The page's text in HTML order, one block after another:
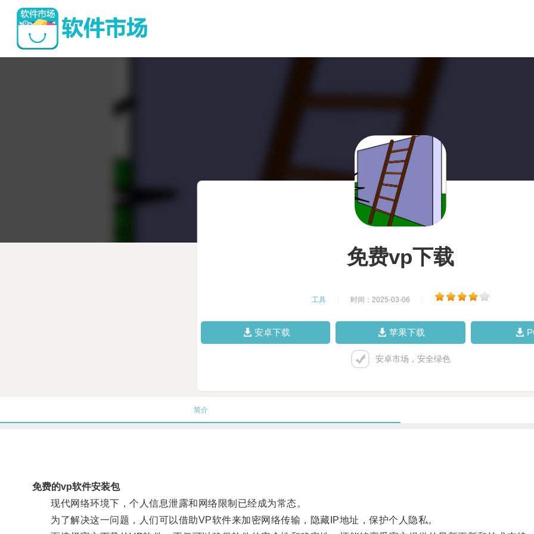
免费vp下载
工具 时间：2025-03-06
安卓下载 苹果下载
安卓市场，安全绿色
简介
免费的vp软件安装包
现代网络环境下，个人信息泄露和网络限制已经成为常态。
为了解决这一问题，人们可以借助VP软件来加密网络传输，隐藏IP地址，保护个人隐私。